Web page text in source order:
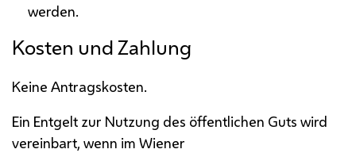
werden.
Kosten und Zahlung
Keine Antragskosten.
Ein Entgelt zur Nutzung des öffentlichen Guts wird
vereinbart, wenn im Wiener